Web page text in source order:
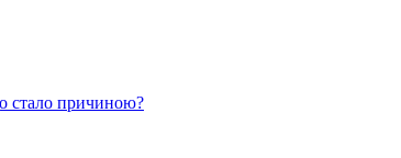
стало причиною?